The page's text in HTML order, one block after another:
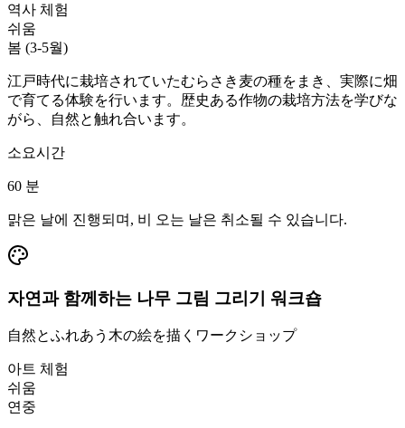
역사 체험
쉬움
봄 (3-5월)
江戸時代に栽培されていたむらさき麦の種をまき、実際に畑
で育てる体験を行います。歴史ある作物の栽培方法を学びな
がら、自然と触れ合います。
소요시간
60 분
맑은 날에 진행되며, 비 오는 날은 취소될 수 있습니다.
자연과 함께하는 나무 그림 그리기 워크숍
自然とふれあう木の絵を描くワークショップ
아트 체험
쉬움
연중